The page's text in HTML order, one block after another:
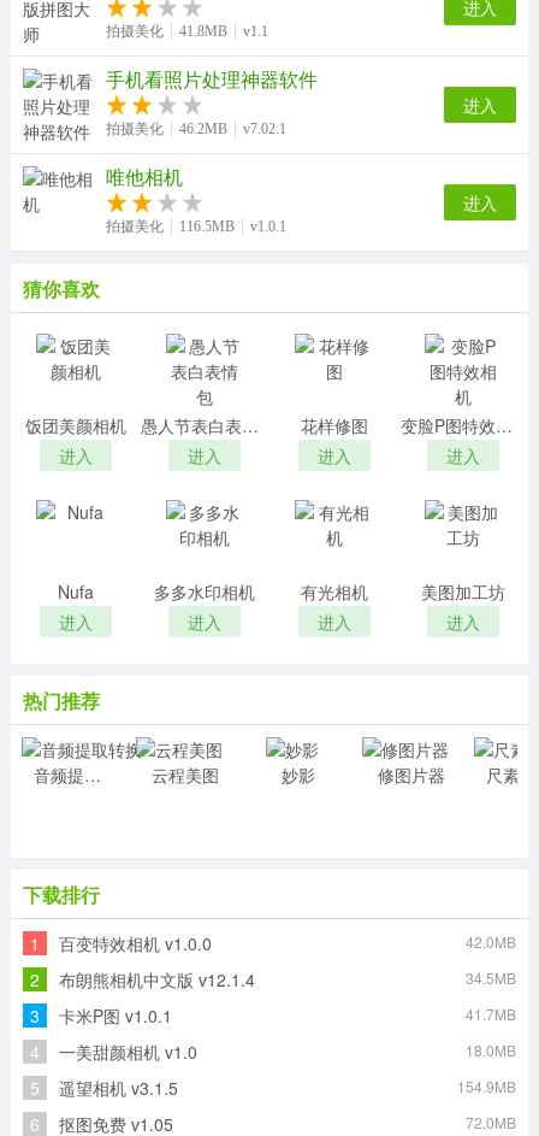
拍摄美化 41.8MB v1.1
进入
手机看照片处理神器软件
拍摄美化 46.2MB v7.02.1
进入
唯他相机
拍摄美化 116.5MB v1.0.1
进入
猜你喜欢
饭团美颜相机
进入
愚人节表白表情包
进入
花样修图
进入
变脸P图特效相机
进入
Nufa
进入
多多水印相机
进入
有光相机
进入
美图加工坊
进入
热门推荐
音频提取转换 云程美图 妙影 修图片器
下载排行
1 百变特效相机 v1.0.0 42.0MB
2 布朗熊相机中文版 v12.1.4 34.5MB
3 卡米P图 v1.0.1 41.7MB
4 一美甜颜相机 v1.0 18.0MB
5 遥望相机 v3.1.5 154.9MB
6 抠图免费 v1.05 72.0MB